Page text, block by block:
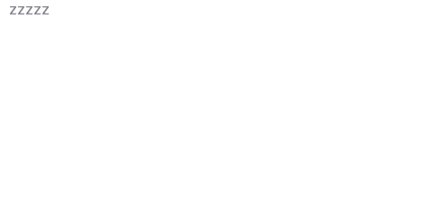
zzzzz